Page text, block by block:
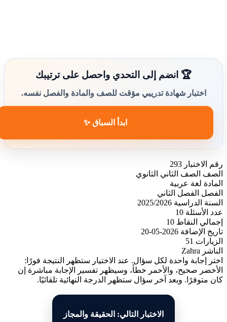
🏆 انضم إلى التحدي واحصل على ترتيبك
اختبار شهادة تدريبي مؤقت للصف والمادة والفصل نفسه.
ابدأ السباق ✨
رقم الاختبار 293
الصف
الصف الثاني الثانوي
المادة لغة عربية
الفصل
الفصل الثاني
السنة الدراسية 2025/2026
عدد الأسئلة 10
إجمالي النقاط 10
تاريخ الإضافة 2026-05-20
الزيارات
51
الناشر Zahra
اختر إجابة واحدة لكل سؤال. عند الاختيار ستظهر النتيجة فورًا:
الأخضر صحيح، والأحمر خطأ، وسيظهر تفسير الإجابة مباشرة إن
كان متوفرًا. وبعد آخر سؤال ستظهر الدرجة النهائية تلقائيًا.
الاختبار التالي: الحقيقة والمجاز